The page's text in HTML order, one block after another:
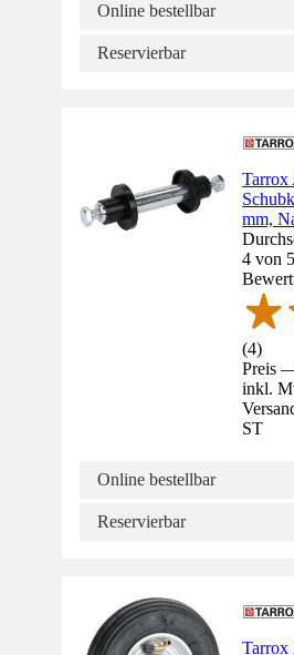
Online bestellbar
Reservierbar
Tarrox
mm,
4 von
(4)
Preis
inkl.
ST
Online bestellbar
Reservierbar
Tarrox